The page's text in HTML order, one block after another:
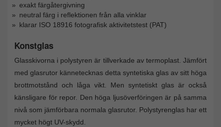
exakt färgåtergivning
neutral färg i reflektionen från alla vinklar
klarar ISO 18916 fotografisk aktivitetstest (PAT)
Konstglas
Glasskivorna i polystyren är tillverkade av termoplast. Jämfört
med glasrutor kännetecknas detta syntetiska glas av sitt höga
brottmotstånd och låga vikt. Men syntetiskt glas är också
känsligare för repor. Den höga ljusöverföringen är på samma
nivå som jämförbara normala glasrutor. Polystyrenglas har ett
mycket högt UV-skydd.